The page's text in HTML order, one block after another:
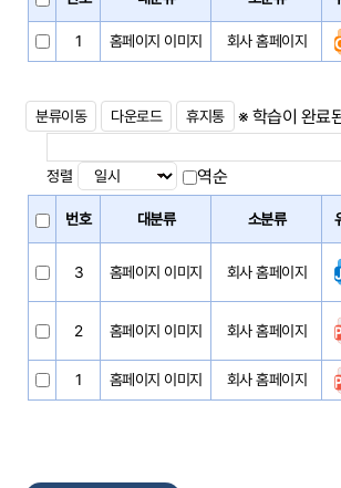
1 홈페이지 이미지 회사 홈페이지
분류이동 다운로드 휴지통 ※ 학습이 완료
정렬
역순
번호 대분류 소분류
3 홈페이지 이미지 회사 홈페이지
2 홈페이지 이미지 회사 홈페이지
1 홈페이지 이미지 회사 홈페이지